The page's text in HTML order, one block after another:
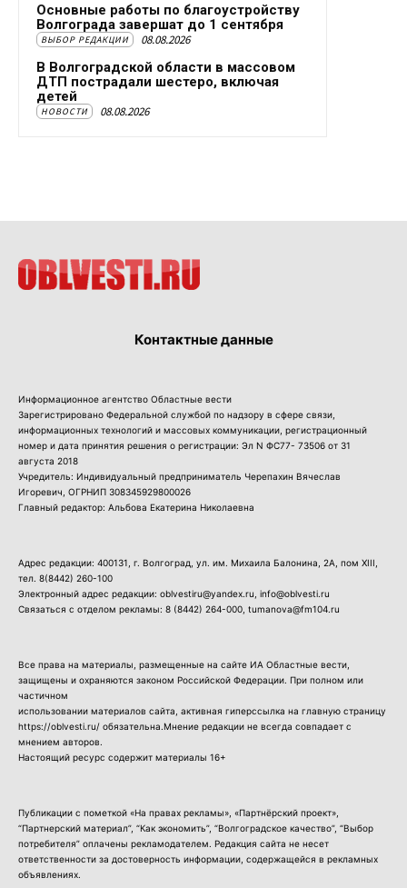
Основные работы по благоустройству
Волгограда завершат до 1 сентября
ВЫБОР РЕДАКЦИИ 08.08.2026
В Волгоградской области в массовом
ДТП пострадали шестеро, включая
детей
НОВОСТИ 08.08.2026
Контактные данные
Информационное агентство Областные вести
Зарегистрировано Федеральной службой по надзору в сфере связи,
информационных технологий и массовых коммуникации, регистрационный
номер и дата принятия решения о регистрации: Эл N ФС77- 73506 от 31
августа 2018
Учредитель: Индивидуальный предприниматель Черепахин Вячеслав
Игоревич, ОГРНИП 308345929800026
Главный редактор: Альбова Екатерина Николаевна
Адрес редакции: 400131, г. Волгоград, ул. им. Михаила Балонина, 2А, пом XIII,
тел. 8(8442) 260-100
Электронный адрес редакции: oblvestiru@yandex.ru, info@oblvesti.ru
Связаться с отделом рекламы: 8 (8442) 264-000 , tumanova@fm104.ru
Все права на материалы, размещенные на сайте ИА Областные вести,
защищены и охраняются законом Российской Федерации. При полном или
частичном
использовании материалов сайта, активная гиперссылка на главную страницу
https://oblvesti.ru/ обязательна.Мнение редакции не всегда совпадает с
мнением авторов.
Настоящий ресурс содержит материалы 16+
Публикации с пометкой «На правах рекламы», «Партнёрский проект»,
“Партнерский материал”, “Как экономить”, “Волгоградское качество”, “Выбор
потребителя” оплачены рекламодателем. Редакция сайта не несет
ответственности за достоверность информации, содержащейся в рекламных
объявлениях.